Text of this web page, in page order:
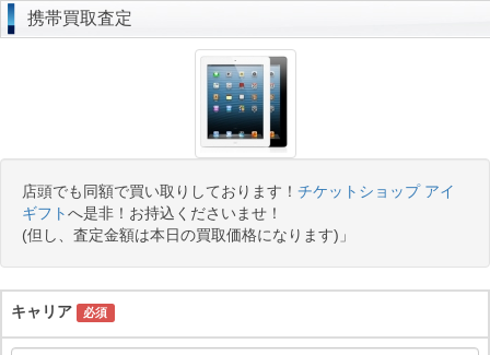
携帯買取査定
店頭でも同額で買い取りしております！ チケットショップ アイ
ギフトへ是非！お持込くださいませ！
(但し、査定金額は本日の買取価格になります)」
キャリア 必須